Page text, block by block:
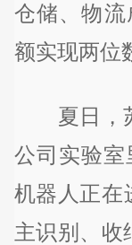
仓储、物流
额实现两位
夏日，苏
公司实验室
机器人正
主识别、收